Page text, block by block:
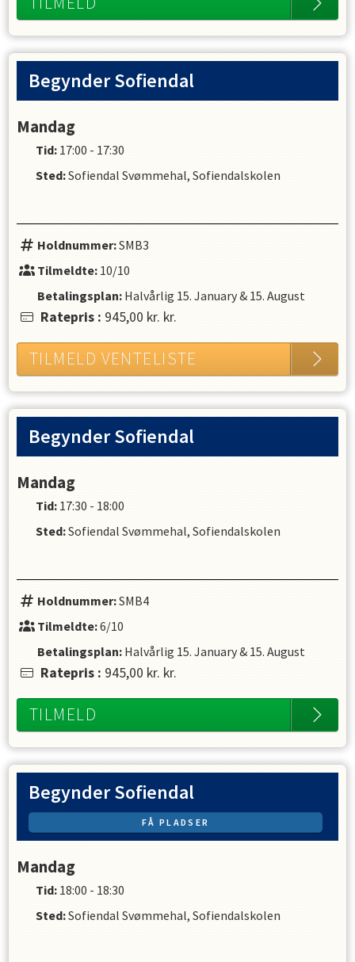
Begynder Sofiendal
Mandag
Tid: 17:00 - 17:30
Sted:Sofiendal Svømmehal, Sofiendalskolen
Holdnummer:SMB3
Tilmeldte:10/10
Betalingsplan: Halvårlig 15. January& 15. August
Ratepris : 945,00 kr. kr.
TILMELD VENTELISTE
Begynder Sofiendal
Mandag
Tid: 17:30 - 18:00
Sted:Sofiendal Svømmehal, Sofiendalskolen
Holdnummer:SMB4
Tilmeldte:6/10
Betalingsplan: Halvårlig 15. January& 15. August
Ratepris : 945,00 kr. kr.
TILMELD
Begynder Sofiendal
FÅ PLADSER
Mandag
Tid: 18:00 - 18:30
Sted:Sofiendal Svømmehal, Sofiendalskolen